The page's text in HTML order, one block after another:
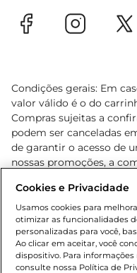
Condições gerais: Em
valor válido é o do
Compras sujeitas a
podem ser canceladas
de garantir o acesso de
nossas promoções, a
cliente. Os preços,
o e-commerce e válidos
sofrer alterações sem
de bebidas alcoólicas
Lei n.º 8069/90, art. 81,
Adolescente). Preços e
Cookies e Privacidade
Usamos cookies para
otimizar as funcionalidades
personalizadas para você,
Ao clicar em aceitar, você
dispositivo. Para
consulte nossa Política de